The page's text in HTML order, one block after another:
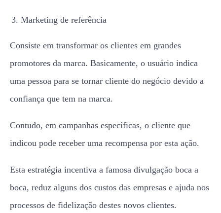
Marketing de referência
Consiste em transformar os clientes em grandes
promotores da marca. Basicamente, o usuário indica
uma pessoa para se tornar cliente do negócio devido a
confiança que tem na marca.
Contudo, em campanhas específicas, o cliente que
indicou pode receber uma recompensa por esta ação.
Esta estratégia incentiva a famosa divulgação boca a
boca, reduz alguns dos custos das empresas e ajuda nos
processos de fidelização destes novos clientes.